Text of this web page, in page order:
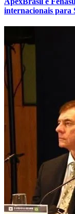
internacionais para